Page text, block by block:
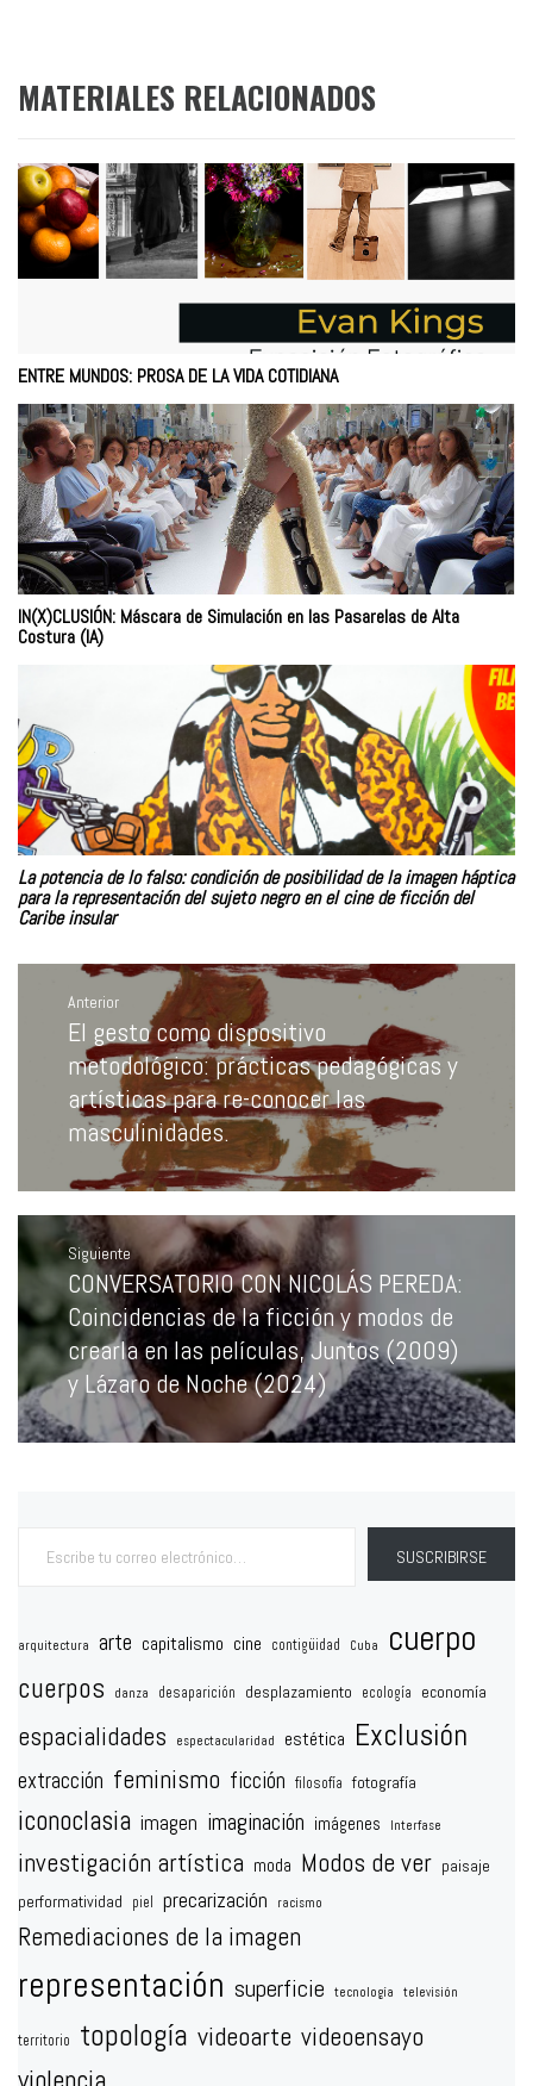
MATERIALES RELACIONADOS
ENTRE MUNDOS: PROSA DE LA VIDA COTIDIANA
IN(X)CLUSIÓN: Máscara de Simulación en las Pasarelas de Alta
Costura (IA)
La potencia de lo falso: condición de posibilidad de la imagen háptica
para la representación del sujeto negro en el cine de ficción del
Caribe insular
Navegación
entradas
Anterior
Entrada
anterior:
El gesto como dispositivo
metodológico: prácticas pedagógicas y
artísticas para re-conocer las
masculinidades.
Siguiente
Entrada
siguiente:
CONVERSATORIO CON NICOLÁS PEREDA:
Coincidencias de la ficción y modos de
crearla en las películas, Juntos (2009)
y Lázaro de Noche (2024)
SUSCRIBIRSE
arquitectura arte capitalismo cine contigüidad Cuba cuerpo
cuerpos danza desaparición desplazamiento ecología economía
espacialidades espectacularidad estética Exclusión
extracción feminismo ficción filosofía fotografía
iconoclasia imagen imaginación imágenes Interfase
investigación artística moda Modos de ver paisaje
performatividad
piel precarización racismo
Remediaciones de la imagen
representación superficie tecnología televisión
territorio topología videoarte videoensayo